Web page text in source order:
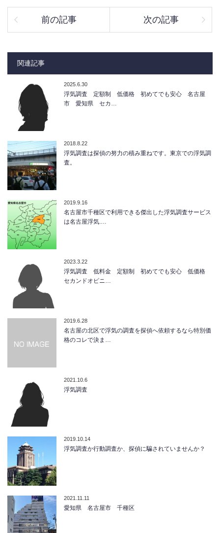
前の記事 次の記事
関連記事
2025.6.30
浮気調査 定額制 低価格 初めてでも安心 名古屋
市 愛知県 セカ…
2018.8.22
浮気調査は探偵の努力の積み重ねです。東京での浮気調
査。
2019.9.16
名古屋市千種区で利用できる傑出した浮気調査サービス
は名古屋浮気.…
2023.3.22
浮気調査 低料金 定額制 初めてでも安心 低価格
セカンドオピニ…
2019.6.28
名古屋の北区で浮気の調査を探偵へ依頼するなら特別価
格のコレで決ま…
2021.10.6
浮気調査
2019.10.14
浮気調査か行動調査か、探偵に騙されていませんか？
2021.11.11
愛知県 名古屋市 千種区